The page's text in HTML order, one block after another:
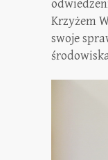
Krzyżem
swoje